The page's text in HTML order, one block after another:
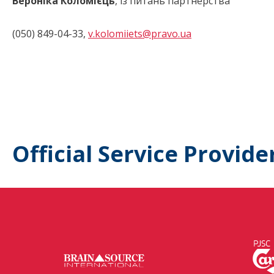
(050) 849-04-33, v.kolomiiets@pravo.ua
Official Service